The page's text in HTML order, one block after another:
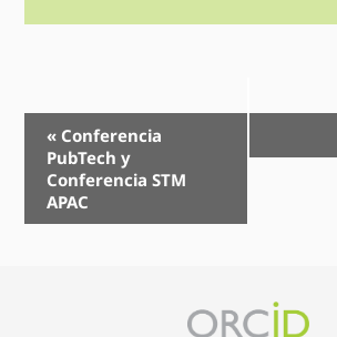
Navegación
Evento
« Conferencia
PubTech y
Conferencia STM
APAC